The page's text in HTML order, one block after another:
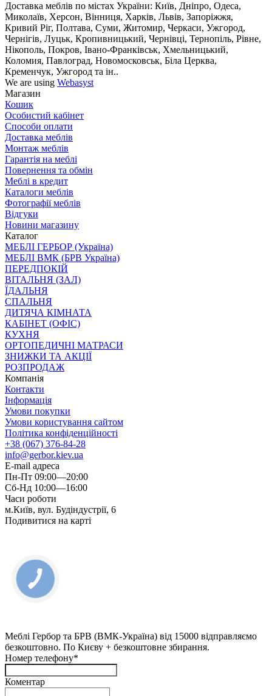
Доставка меблів по містах України: Київ, Дніпро, Одеса,
Миколаїв, Херсон, Вінниця, Харків, Львів, Запоріжжя,
Кривий Ріг, Полтава, Суми, Житомир, Черкаси, Ужгород,
Чернігів, Луцьк, Кропивницький, Чернівці, Тернопіль, Рівне,
Нікополь, Покров, Івано-Франківськ, Хмельницький,
Коломия, Павлоград, Новомосковськ, Біла Церква,
Кременчук, Ужгород та ін..
We are using Webasyst
Магазин
Кошик
Особистий кабінет
Способи оплати
Доставка меблів
Монтаж меблів
Гарантія на меблі
Повернення та обмін
Меблі в кредит
Каталоги меблів
Фотографії меблів
Відгуки
Новини магазину
Каталог
МЕБЛІ ГЕРБОР (Україна)
МЕБЛІ ВМК (БРВ Україна)
ПЕРЕДПОКІЙ
ВІТАЛЬНЯ (ЗАЛ)
ЇДАЛЬНЯ
СПАЛЬНЯ
ДИТЯЧА КІМНАТА
КАБІНЕТ (ОФІС)
КУХНЯ
ОРТОПЕДИЧНІ МАТРАСИ
ЗНИЖКИ ТА АКЦІЇ
РОЗПРОДАЖ
Компанія
Контакти
Інформація
Умови покупки
Умови користування сайтом
Політика конфіденційності
+38 (067) 376-84-28
info@gerbor.kiev.ua
E-mail адреса
Пн-Пт 09:00—20:00
Сб-Нд 10:00—16:00
Часи роботи
м.Київ, вул. Будіндустрії, 6
Подивитися на карті
Меблі Гербор та БРВ (ВМК-Україна) від 15000 відправляємо
безкоштовно. По Києву + безкоштовне збирання.
Номер телефону*
Коментар
КНОПКА
ЗВ'ЯЗКУ